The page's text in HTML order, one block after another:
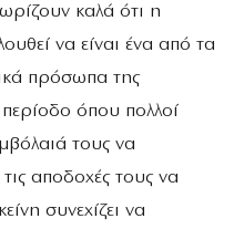
καλά ότι η
να είναι ένα από τα
πρόσωπα της
περίοδο όπου πολλοί
τους να
αποδοχές τους να
συνεχίζει να